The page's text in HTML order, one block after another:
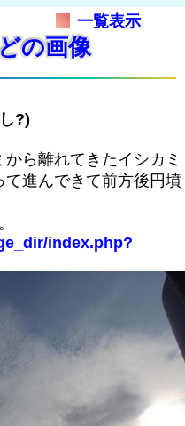
一覧表示
の画像
?)
ら離れてきたイシカミ
進んできて前方後円墳
index.php?